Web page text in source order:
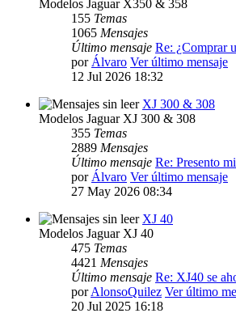
Modelos Jaguar X350 & 358
155 Temas
1065 Mensajes
Último mensaje Re: ¿Comprar
porÁlvaro Ver último mensaje
12 Jul 2026 18:32
XJ 300 & 308
Modelos Jaguar XJ 300 & 308
355 Temas
2889 Mensajes
Último mensaje Re: Presento
porÁlvaro Ver último mensaje
27 May 2026 08:34
XJ 40
Modelos Jaguar XJ 40
475 Temas
4421 Mensajes
Último mensaje Re: XJ40 se
porAlonsoQuilez Ver último
20 Jul 2025 16:18